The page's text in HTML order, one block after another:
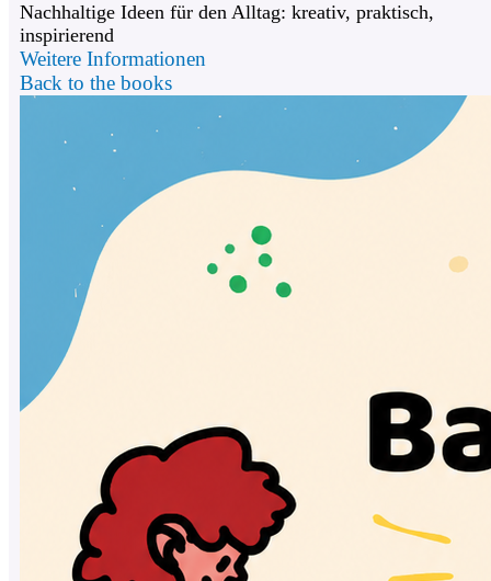
Nachhaltige Ideen für den Alltag: kreativ, praktisch,
inspirierend
Weitere Informationen
Back to the books